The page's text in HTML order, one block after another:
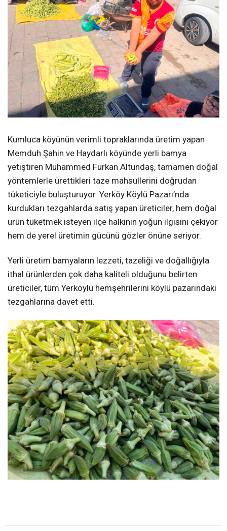
Kumluca köyünün verimli topraklarında üretim yapan
Memduh Şahin ve Haydarlı köyünde yerli bamya
yetiştiren Muhammed Furkan Altundaş, tamamen doğal
yöntemlerle ürettikleri taze mahsullerini doğrudan
tüketiciyle buluşturuyor. Yerköy Köylü Pazarı’nda
kurdukları tezgahlarda satış yapan üreticiler, hem doğal
ürün tüketmek isteyen ilçe halkının yoğun ilgisini çekiyor
hem de yerel üretimin gücünü gözler önüne seriyor.
Yerli üretim bamyaların lezzeti, tazeliği ve doğallığıyla
ithal ürünlerden çok daha kaliteli olduğunu belirten
üreticiler, tüm Yerköylü hemşehrilerini köylü pazarındaki
tezgahlarına davet etti.